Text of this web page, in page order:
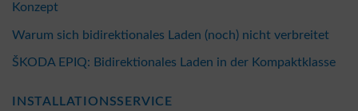
Konzept
Warum sich bidirektionales Laden (noch) nicht verbreitet
ŠKODA EPIQ: Bidirektionales Laden in der Kompaktklasse
INSTALLATIONSSERVICE